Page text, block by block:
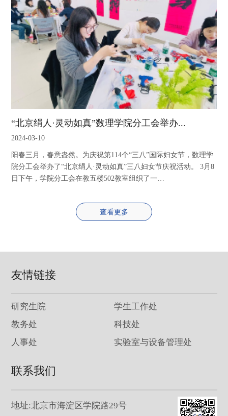
“北京绢人·灵动如真”数理学院分工会举办...
2024-03-10
阳春三月，春意盎然。为庆祝第114个“三八”国际妇女节，数理学
院分工会举办了“北京绢人·灵动如真”三八妇女节庆祝活动。 3月8
日下午，学院分工会在教五楼502教室组织了一…
查看更多
友情链接
研究生院
学生工作处
教务处
科技处
人事处
实验室与设备管理处
联系我们
地址:北京市海淀区学院路29号